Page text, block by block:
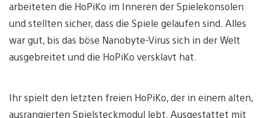
arbeiteten die HoPiKo im Inneren der Spielekonsolen
und stellten sicher, dass die Spiele gelaufen sind. Alles
war gut, bis das böse Nanobyte-Virus sich in der Welt
ausgebreitet und die HoPiKo versklavt hat.
Ihr spielt den letzten freien HoPiKo, der in einem alten,
ausrangierten Spielsteckmodul lebt. Ausgestattet mit